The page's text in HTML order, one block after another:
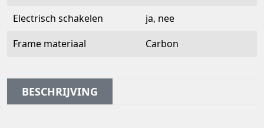
Electrisch schakelen
ja, nee
Frame materiaal
Carbon
BESCHRIJVING